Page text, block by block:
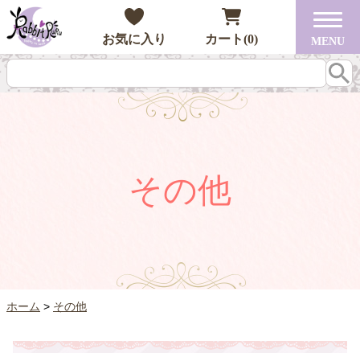
お気に入り カート(0) MENU
その他
ホーム その他